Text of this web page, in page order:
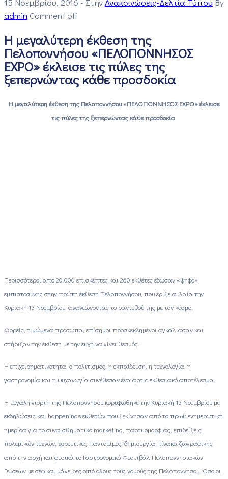
admin Comment off
Η μεγαλύτερη έκθεση της
Πελοποννήσου «ΠΕΛΟΠΟΝΝΗΣΟΣ
EXPO» έκλεισε τις πύλες της
ξεπερνώντας κάθε προσδοκία
Η μεγαλύτερη έκθεση της Πελοποννήσου «ΠΕΛΟΠΟΝΝΗΣΟΣEXPO» έκλεισε
τις πύλες της ξεπερνώντας κάθε προσδοκία
Περισσότεροι από 20.000 επισκέπτες και 260 εκθέτες έδωσαν «ψήφο»
εμπιστοσύνης στην πρώτη έκθεση Πελοποννήσου, που έριξε αυλαία την
Κυριακή 13 Νοεμβρίου, ανανεώνοντας το ραντεβού της με τον κόσμο.
Φορείς, τιμώμενα πρόσωπα, επίσημοι προσκεκλημένοι αγκάλιασαν και
στήριξαν την έκθεση με την ευχή να γίνει θεσμός.
Η επιχειρηματικότητα, ο πολιτισμός, η εκπαίδευση, η τεχνολογία, η
γαστρονομία και η ψυχαγωγία συνέθεσαν ένα άρτιο εκθεσιακό αποτέλεσμα.
Η μεγάλη γιορτή της Πελοποννήσου κορυφώθηκε την Κυριακή 13 Νοεμβρίου με
εκδηλώσεις και happeningsεκθετών που ξεκίνησαν από το πρωί: ενημερωτική
ημερίδα για το συναισθηματικό marketing , πάρτι ομορφιάς, επιδείξεις
πολεμικών τεχνών, χορευτικές παντομίμες, δημιουργία πίνακα ζωγραφικής
από την αρχή και φυσικά το Γαστρονομικό Φεστιβάλ Πελοποννησιακών
Γεύσεων με σεφ και μάγειρες από όλους τους νομούς της Πελοποννήσου. Όσο οι